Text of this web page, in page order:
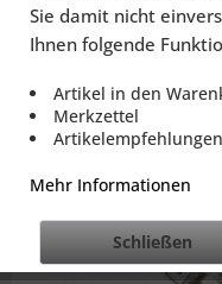
Sie damit nicht
Ihnen folgende
Artikel in den
Merkzettel
Mehr Informationen
Schließen